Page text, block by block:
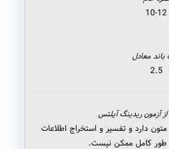
10-12
2.5
دارد و تفسیر و استخراج اطلاعات
طور کامل ممکن نیست.